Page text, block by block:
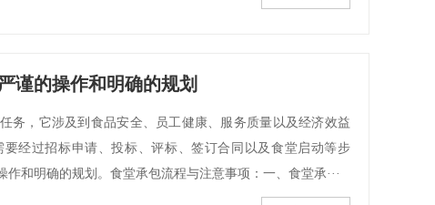
谨的操作和明确的规划
务，它涉及到食品安全、员工健康、服务质量以及经济效益
经过招标申请、投标、评标、签订合同以及食堂启动等步
和明确的规划。食堂承包流程与注意事项：一、食堂承···